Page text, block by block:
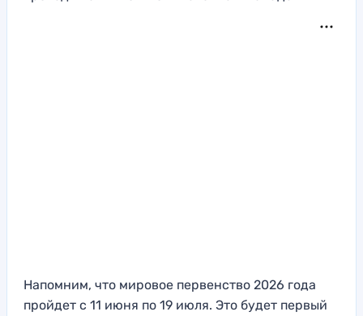
Напомним, что мировое первенство 2026 года
пройдет с 11 июня по 19 июля. Это будет первый